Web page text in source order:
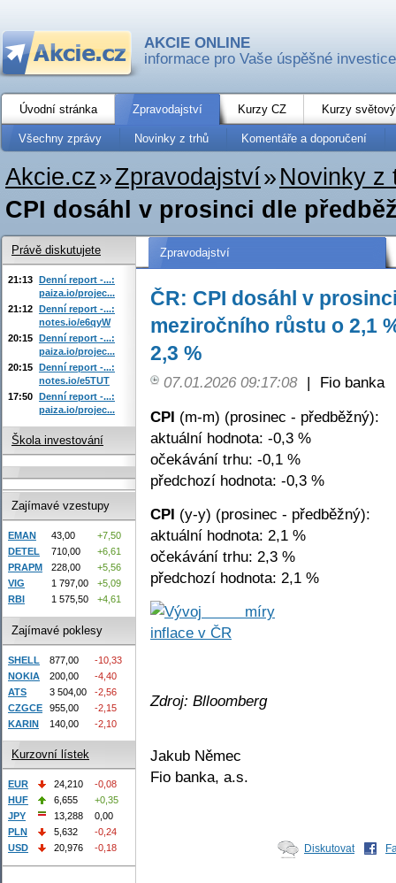
AKCIE ONLINE
informace pro Vaše úspěšné investice
Úvodní stránka Zpravodajství Kurzy CZ Kurzy
Všechny zprávy Novinky z trhů Komentáře a doporučení
Akcie.cz»Zpravodajství» Novinky z
CPI dosáhl v prosinci dle
Zpravodajství
ČR: CPI dosáhl v
meziročního růstu o 2,1
2,3 %
07.01.2026 09:17:08 |
Fio banka
CPI (m-m) (prosinec - předběžný):
aktuální hodnota: -0,3 %
očekávání trhu: -0,1 %
předchozí hodnota: -0,3 %
CPI (y-y) (prosinec - předběžný):
aktuální hodnota: 2,1 %
očekávání trhu: 2,3 %
předchozí hodnota: 2,1 %
Zdroj: Blloomberg
Jakub Němec
Fio banka, a.s.
Diskutovat
Právě diskutujete
21:13 Denní report -...:
paiza.io/projec...
21:12 Denní report -...:
notes.io/e6qyW
20:15 Denní report -...:
paiza.io/projec...
20:15 Denní report -...:
notes.io/e5TUT
17:50 Denní report -...:
paiza.io/projec...
Škola investování
Zajímavé vzestupy
EMAN 43,00
+7,50
DETEL
710,00
+6,61
PRAPM
228,00
+5,56
VIG
1 797,00
+5,09
RBI
1 575,50 +4,61
Zajímavé poklesy
SHELL 877,00
-10,33
NOKIA
200,00
-4,40
ATS
3 504,00
-2,56
CZGCE
955,00
-2,15
KARIN
140,00 -2,10
Kurzovní lístek
EUR 24,210
-0,08
HUF
6,655
+0,35
JPY
13,288
0,00
PLN
5,632
-0,24
USD
20,976 -0,18